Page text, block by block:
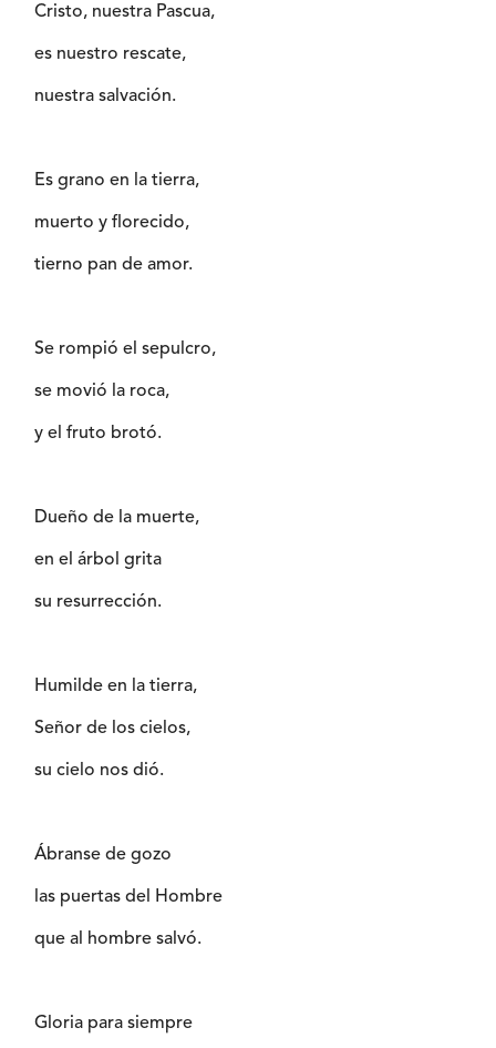
Cristo, nuestra Pascua,
es nuestro rescate,
nuestra salvación.
Es grano en la tierra,
muerto y florecido,
tierno pan de amor.
Se rompió el sepulcro,
se movió la roca,
y el fruto brotó.
Dueño de la muerte,
en el árbol grita
su resurrección.
Humilde en la tierra,
Señor de los cielos,
su cielo nos dió.
Ábranse de gozo
las puertas del Hombre
que al hombre salvó.
Gloria para siempre